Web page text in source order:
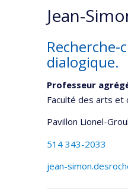
Jean-
dialogique.
Professeur
Faculté des arts et
Pavillon Lionel-
514 343-2033
jean-